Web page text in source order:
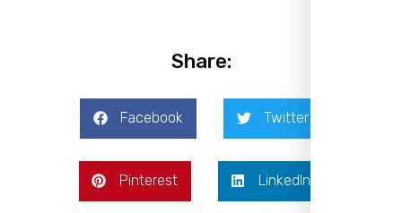
Share:
Facebook Twitter
Pinterest LinkedIn